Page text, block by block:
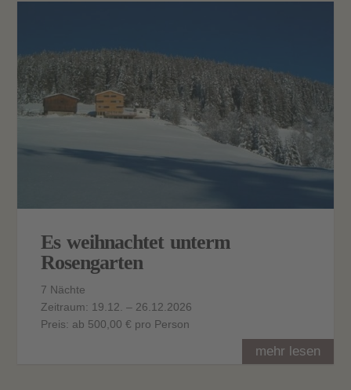
mehr lesen
Es weihnachtet unterm
Rosengarten
7 Nächte
Zeitraum: 19.12. – 26.12.2026
Preis: ab 500,00 € pro Person